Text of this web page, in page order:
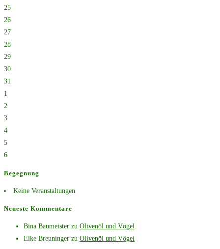
25
26
27
28
29
30
31
1
2
3
4
5
6
Begegnung
Keine Veranstaltungen
Neueste Kommentare
Bina Baumeister zu Olivenöl und Vögel
Elke Breuninger zu Olivenöl und Vögel